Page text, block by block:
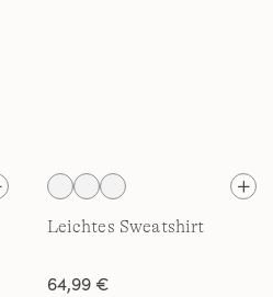
Leichtes Sweatshirt
64,99 €